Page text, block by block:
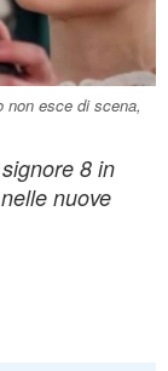
non esce di scena,
8 in
nuove